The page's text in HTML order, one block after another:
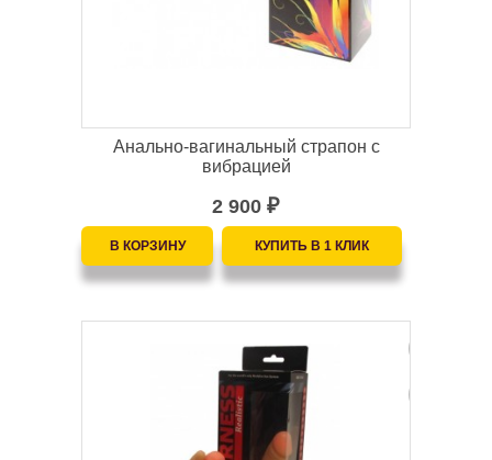
Анально-вагинальный страпон с
вибрацией
2 900 ₽